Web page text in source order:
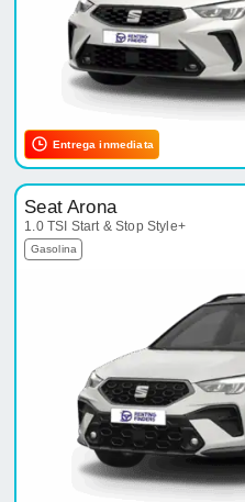
Entrega inmediata
Seat Arona
1.0 TSI Start & Stop Style+
Gasolina